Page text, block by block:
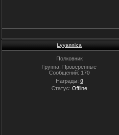
Lyyannica
Полковник
Группа: Проверенные
Сообщений: 170
Награды: 0
Статус:Offline